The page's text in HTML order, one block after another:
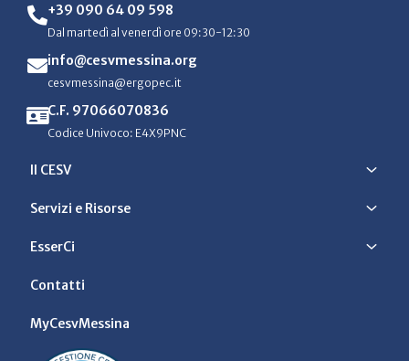
+39 090 64 09 598
Dal martedì al venerdì ore 09:30-12:30
info@cesvmessina.org
cesvmessina@ergopec.it
C.F. 97066070836
Codice Univoco: E4X9PNC
Il CESV
Servizi e Risorse
EsserCi
Contatti
MyCesvMessina